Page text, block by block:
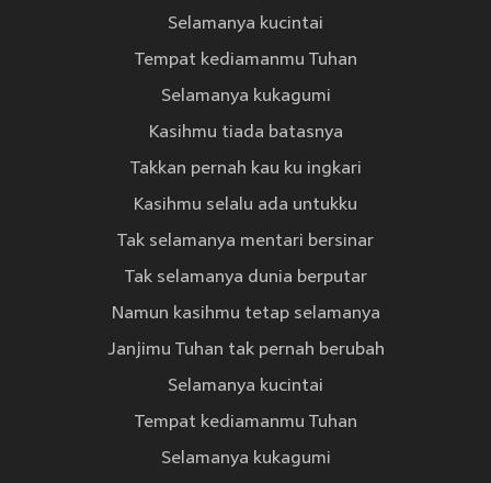
Selamanya kucintai
Tempat kediamanmu Tuhan
Selamanya kukagumi
Kasihmu tiada batasnya
Takkan pernah kau ku ingkari
Kasihmu selalu ada untukku
Tak selamanya mentari bersinar
Tak selamanya dunia berputar
Namun kasihmu tetap selamanya
Janjimu Tuhan tak pernah berubah
Selamanya kucintai
Tempat kediamanmu Tuhan
Selamanya kukagumi